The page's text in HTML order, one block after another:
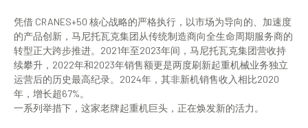
凭借 CRANES+50 核心战略的严格执行，以市场为导向的、加速度
的产品创新，马尼托瓦克集团从传统制造商向全生命周期服务商的
转型正大跨步推进。2021年至2023年间，马尼托瓦克集团营收持
续攀升，2022年和2023年销售额更是两度刷新起重机械业务独立
运营后的历史最高纪录。2024年，其非新机销售收入相比2020
年，增长超67%。
一系列举措下，这家老牌起重机巨头，正在焕发新的活力。